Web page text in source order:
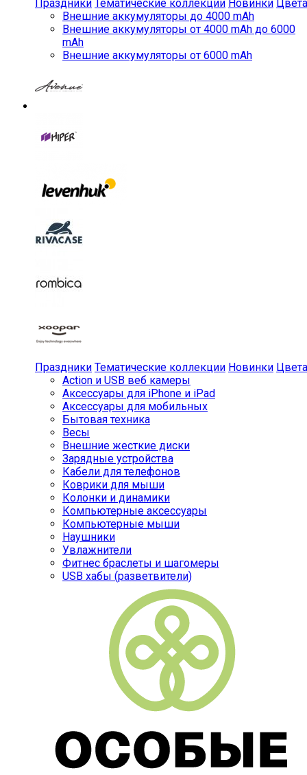
Праздники Тематические коллекции Новинки Цвета
Внешние аккумуляторы до 4000 mAh
Внешние аккумуляторы от 4000 mAh до 6000
mAh
Внешние аккумуляторы от 6000 mAh
Праздники Тематические коллекции Новинки Цвета
Action и USB веб камеры
Аксессуары для iPhone и iPad
Аксессуары для мобильных
Бытовая техника
Весы
Внешние жесткие диски
Зарядные устройства
Кабели для телефонов
Коврики для мыши
Колонки и динамики
Компьютерные аксессуары
Компьютерные мыши
Наушники
Увлажнители
Фитнес браслеты и шагомеры
USB хабы (разветвители)